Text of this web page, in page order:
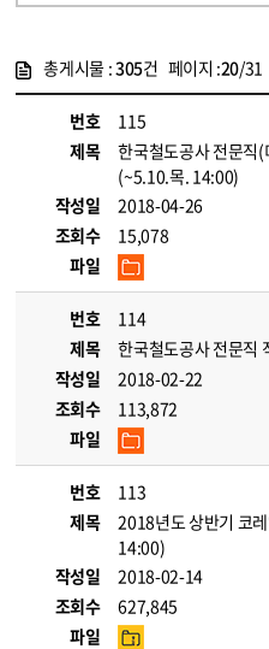
총게시물 :305건 페이지 :20/31
번호
115
제목
한국철도공사 전문직
(~5.10.목. 14:00)
작성일
2018-04-26
조회수
15,078
파일
번호
114
제목
한국철도공사 전문직
작성일
2018-02-22
조회수
113,872
파일
번호
113
제목
2018년도 상반기 코
14:00)
작성일
2018-02-14
조회수
627,845
파일